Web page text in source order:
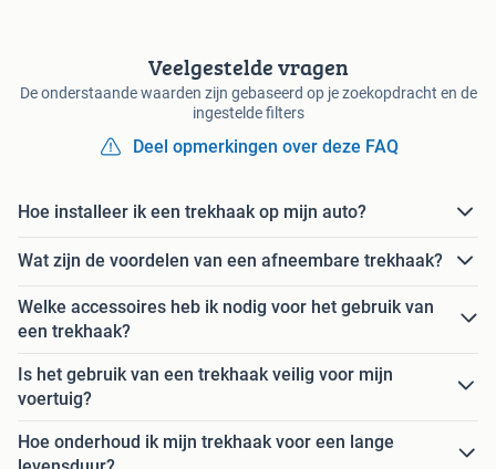
Veelgestelde vragen
De onderstaande waarden zijn gebaseerd op je zoekopdracht en de
ingestelde filters
Deel opmerkingen over deze FAQ
Hoe installeer ik een trekhaak op mijn auto?
Wat zijn de voordelen van een afneembare trekhaak?
Welke accessoires heb ik nodig voor het gebruik van
een trekhaak?
Is het gebruik van een trekhaak veilig voor mijn
voertuig?
Hoe onderhoud ik mijn trekhaak voor een lange